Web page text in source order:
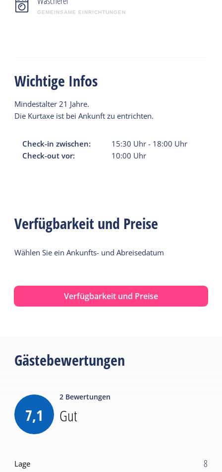
GEMEINSAME EINRICHTUNGEN
Wichtige Infos
Mindestalter 21 Jahre.
Die Kurtaxe ist bei Ankunft zu entrichten.
Check-in zwischen: 15:30 Uhr - 18:00 Uhr
Check-out vor:
10:00 Uhr
Verfügbarkeit und Preise
Wählen Sie ein Ankunfts- und Abreisedatum
Verfügbarkeit und Preise
Gästebewertungen
7,1
2 Bewertungen
Gut
Lage 8